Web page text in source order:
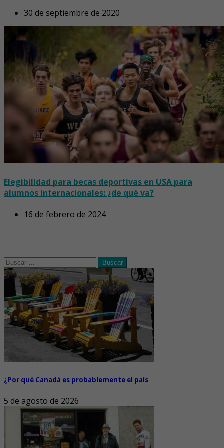
30 de septiembre de 2020
Elegibilidad para becas deportivas en USA para
alumnos internacionales: ¿de qué va?
16 de febrero de 2024
Buscar:
¿Por qué Canadá es probablemente el país
5 de agosto de 2026